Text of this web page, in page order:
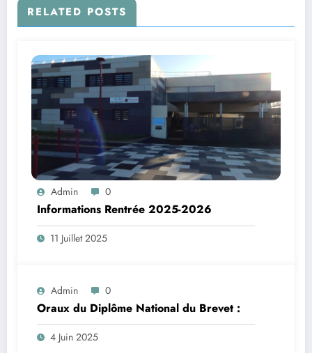
RELATED POSTS
Admin 0
Informations Rentrée 2025-2026
11 Juillet 2025
Admin 0
Oraux du Diplôme National du Brevet :
4 Juin 2025